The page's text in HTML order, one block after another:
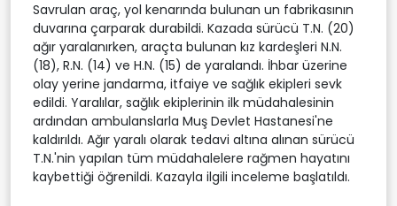
Savrulan araç, yol kenarında bulunan un fabrikasının
duvarına çarparak durabildi. Kazada sürücü T.N. (20)
ağır yaralanırken, araçta bulunan kız kardeşleri N.N.
(18), R.N. (14) ve H.N. (15) de yaralandı. İhbar üzerine
olay yerine jandarma, itfaiye ve sağlık ekipleri sevk
edildi. Yaralılar, sağlık ekiplerinin ilk müdahalesinin
ardından ambulanslarla Muş Devlet Hastanesi'ne
kaldırıldı. Ağır yaralı olarak tedavi altına alınan sürücü
T.N.'nin yapılan tüm müdahalelere rağmen hayatını
kaybettiği öğrenildi. Kazayla ilgili inceleme başlatıldı.